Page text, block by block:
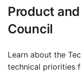
Product
Council
Learn about the
technical priorities